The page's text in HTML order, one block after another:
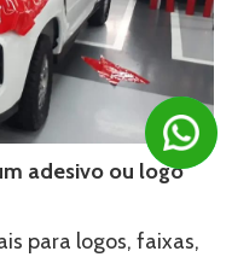
adesivo ou logo
para logos, faixas,